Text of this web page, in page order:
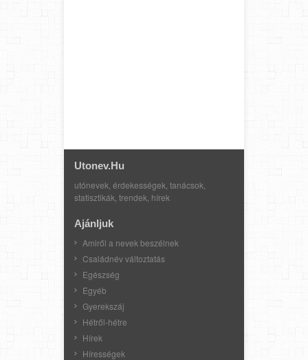
Utonev.hu
utónevek, érdekességek, tanácsok,
statisztikák, trendek, hírek
Ajánljuk
Amiről a nevek beszélnek
Családnév változtatás
Egészség
Egyéb
Gyerekszáj
Hétről-hétre
Hírek
Hírességek